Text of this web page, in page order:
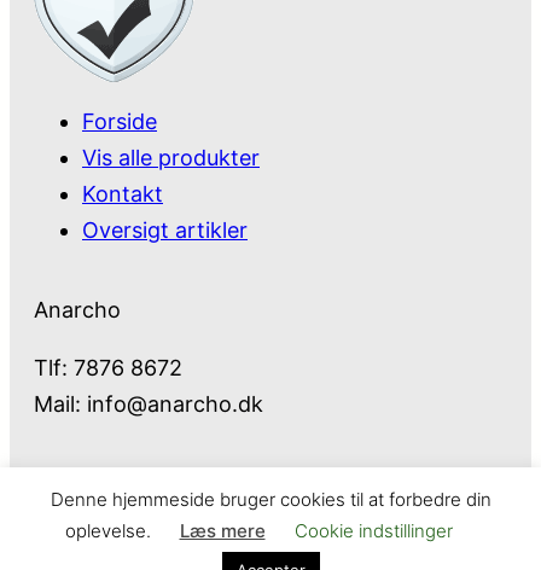
Forside
Vis alle produkter
Kontakt
Oversigt artikler
Anarcho
Tlf: 7876 8672
Mail: info@anarcho.dk
Anarcho – alt i Hårde Hvidevarer
Denne hjemmeside bruger cookies til at forbedre din
oplevelse.
Læs mere Cookie indstillinger